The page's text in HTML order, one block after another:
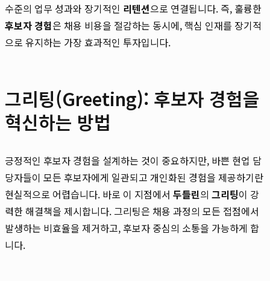
수준의 업무 성과와 장기적인 리텐션으로 연결됩니다. 즉, 훌륭한
후보자 경험은 채용 비용을 절감하는 동시에, 핵심 인재를 장기적
으로 유지하는 가장 효과적인 투자입니다.
그리팅(Greeting): 후보자 경험을
혁신하는 방법
긍정적인 후보자 경험을 설계하는 것이 중요하지만, 바쁜 현업 담
당자들이 모든 후보자에게 일관되고 개인화된 경험을 제공하기란
현실적으로 어렵습니다. 바로 이 지점에서 두들린의 그리팅이 강
력한 해결책을 제시합니다. 그리팅은 채용 과정의 모든 접점에서
발생하는 비효율을 제거하고, 후보자 중심의 소통을 가능하게 합
니다.